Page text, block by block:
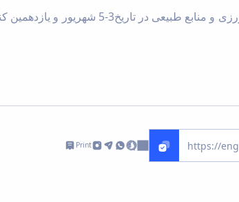
Print